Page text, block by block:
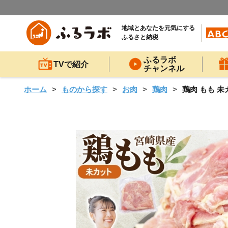
地域とあなたを元気にする
ふるさと納税
TVで紹介
ふるラボ
チャンネル
ホーム ものから探す お肉 鶏肉 鶏肉 もも 未